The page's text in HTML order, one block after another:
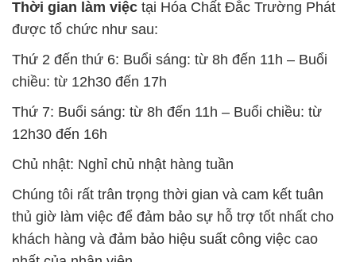
Thứ 7: Buổi sáng: từ 8h đến 11h – Buổi chiều: từ
12h30 đến 16h
Chủ nhật: Nghỉ chủ nhật hàng tuần
thủ giờ làm việc để đảm bảo sự hỗ trợ tốt nhất cho
khách hàng và đảm bảo hiệu suất công việc cao
nhất của nhân viên.
BẢN ĐỒ MAP TẠI CÔNG TY HÓA CHẤT ĐẮC
TRƯỜNG PHÁT
ĐỊA CHỈ: 1229C Quốc lộ 1A, Phường Bình Trị